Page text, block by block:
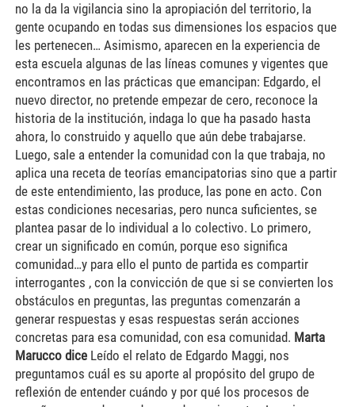
no la da la vigilancia sino la apropiación del territorio, la
gente ocupando en todas sus dimensiones los espacios que
les pertenecen… Asimismo, aparecen en la experiencia de
esta escuela algunas de las líneas comunes y vigentes que
encontramos en las prácticas que emancipan: Edgardo, el
nuevo director, no pretende empezar de cero, reconoce la
historia de la institución, indaga lo que ha pasado hasta
ahora, lo construido y aquello que aún debe trabajarse.
Luego, sale a entender la comunidad con la que trabaja, no
aplica una receta de teorías emancipatorias sino que a partir
de este entendimiento, las produce, las pone en acto. Con
estas condiciones necesarias, pero nunca suficientes, se
plantea pasar de lo individual a lo colectivo. Lo primero,
crear un significado en común, porque eso significa
comunidad…y para ello el punto de partida es compartir
interrogantes , con la convicción de que si se convierten los
obstáculos en preguntas, las preguntas comenzarán a
generar respuestas y esas respuestas serán acciones
concretas para esa comunidad, con esa comunidad. Marta
Marucco diceLeído el relato de Edgardo Maggi, nos
preguntamos cuál es su aporte al propósito del grupo de
reflexión de entender cuándo y por qué los procesos de